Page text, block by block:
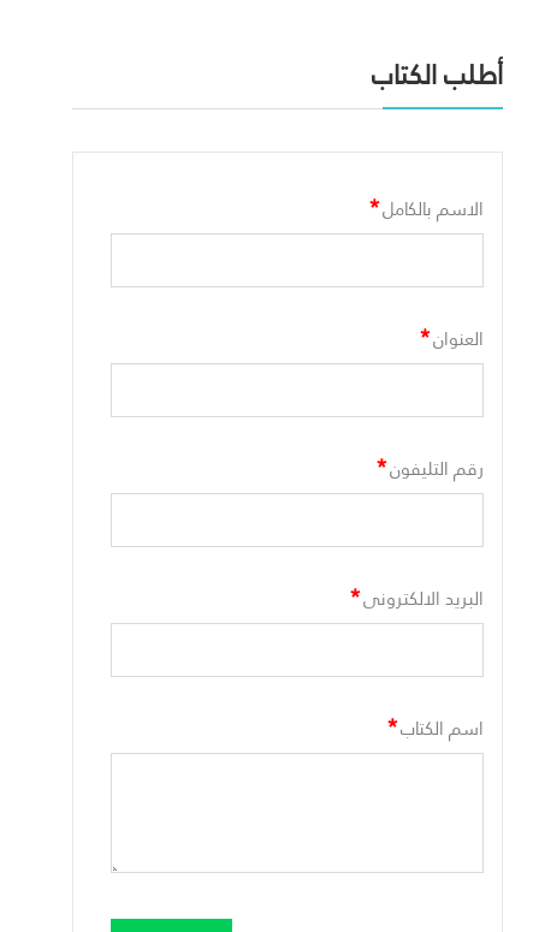
أطلب الكتاب
الاسم بالكامل*
العنوان*
رقم التليفون*
البريد الالكترونى*
اسم الكتاب*